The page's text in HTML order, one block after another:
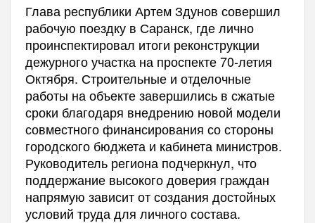
Глава республики Артем Здунов совершил
рабочую поездку в Саранск, где лично
проинспектировал итоги реконструкции
дежурного участка на проспекте 70-летия
Октября. Строительные и отделочные
работы на объекте завершились в сжатые
сроки благодаря внедрению новой модели
совместного финансирования со стороны
городского бюджета и кабинета министров.
Руководитель региона подчеркнул, что
поддержание высокого доверия граждан
напрямую зависит от создания достойных
условий труда для личного состава.